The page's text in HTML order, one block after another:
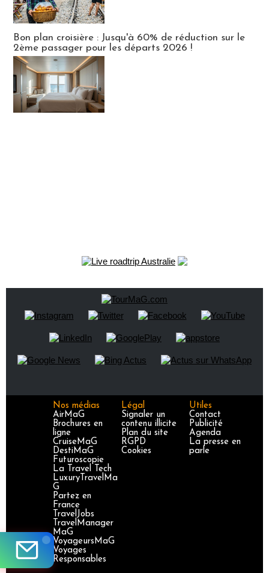
Bon plan croisière : Jusqu'à 60% de réduction sur le
2ème passager pour les départs 2026 !
Nos médias
AirMaG
Brochures en
ligne
CruiseMaG
DestiMaG
Futuroscopie
La Travel Tech
LuxuryTravelMa
G
Partez en
France
TravelJobs
TravelManager
MaG
VoyageursMaG
Voyages
Responsables
Légal
Signaler un
contenu illicite
Plan du site
RGPD
Cookies
Utiles
Contact
Publicité
Agenda
La presse en
parle